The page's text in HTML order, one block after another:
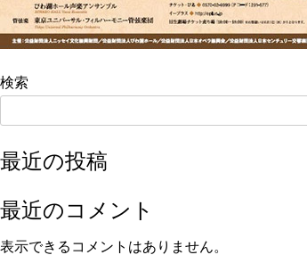
検索
最近の投稿
最近のコメント
表示できるコメントはありません。